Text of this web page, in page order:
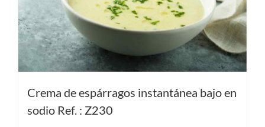
Crema de espárragos instantánea bajo en
sodio Ref. : Z230